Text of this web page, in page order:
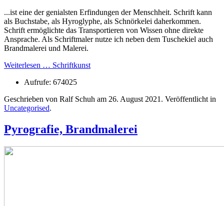
...ist eine der genialsten Erfindungen der Menschheit. Schrift kann
als Buchstabe, als Hyroglyphe, als Schnörkelei daherkommen.
Schrift ermöglichte das Transportieren von Wissen ohne direkte
Ansprache. Als Schriftmaler nutze ich neben dem Tuschekiel auch
Brandmalerei und Malerei.
Weiterlesen … Schriftkunst
Aufrufe: 674025
Geschrieben von Ralf Schuh am 26. August 2021 . Veröffentlicht in
Uncategorised.
Pyrografie, Brandmalerei